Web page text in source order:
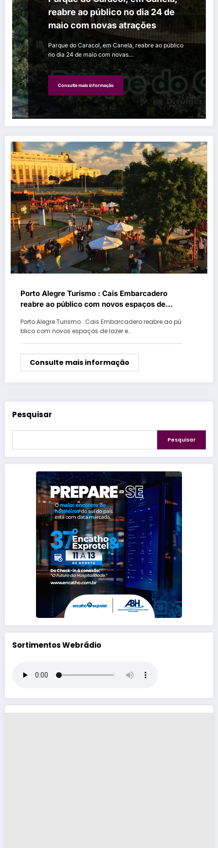
reabre ao público no dia 24 de
maio com novas atrações
Parque do Caracol, em Canela, reabre ao público
no dia 24 de maio com novas…
Consulte mais informação
Porto Alegre Turismo : Cais Embarcadero
reabre ao público com novos espaços de
Porto Alegre Turismo : Cais Embarcadero reabre ao pú
blico com novos espaços de lazer e…
Consulte mais informação
Pesquisar
Pesquisar
Sortimentos Webrádio